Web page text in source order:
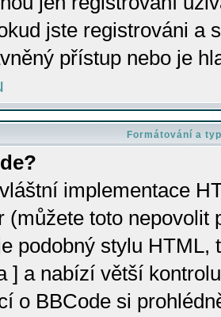
jste registrováni a
přístup nebo je
Formátování a
implementace
(můžete toto
podobný stylu HTML,
] a nabízí větší
o BBCode si